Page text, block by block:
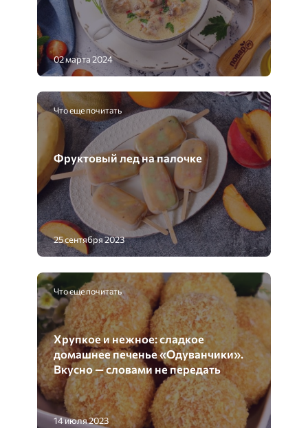
02 марта 2024
Что еще почитать
Фруктовый лед на палочке
25 сентября 2023
Что еще почитать
Хрупкое и нежное: сладкое
домашнее печенье «Одуванчики».
Вкусно — словами не передать
14 июля 2023